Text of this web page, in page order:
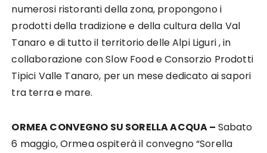
numerosi ristoranti della zona, propongono i
prodotti della tradizione e della cultura della Val
Tanaro e di tutto il territorio delle Alpi Liguri , in
collaborazione con Slow Food e Consorzio Prodotti
Tipici Valle Tanaro, per un mese dedicato ai sapori
tra terra e mare.
ORMEA CONVEGNO SU SORELLA ACQUA – Sabato
6 maggio, Ormea ospiterà il convegno “Sorella